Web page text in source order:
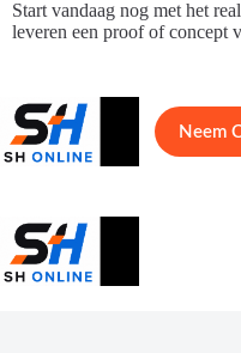
Ga
naar
Start vandaag nog met het
leveren een proof of concept
Neem